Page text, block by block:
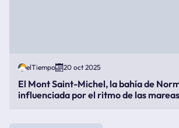
elTiempo 20 oct 2025
El Mont Saint-Michel, la bahía de
influenciada por el ritmo de las mareas